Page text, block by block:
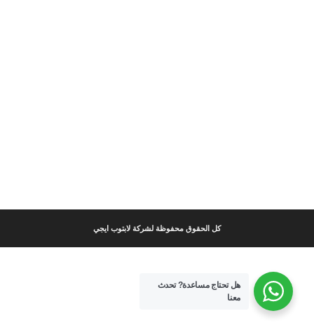
كل الحقوق محفوظة لشركة لابتوب ايجي
هل تحتاج مساعدة?تحدث
معنا